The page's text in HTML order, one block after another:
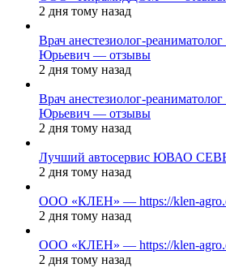
2 дня тому назад
Врач анестезиолог-
Юрьевич — отзывы
2 дня тому назад
Врач анестезиолог-
Юрьевич — отзывы
2 дня тому назад
Лучший автосервис ЮВАО
2 дня тому назад
ООО «КЛЕН» — https://klen-
2 дня тому назад
ООО «КЛЕН» — https://klen-
2 дня тому назад